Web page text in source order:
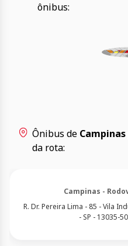
ônibus:
Ônibus de Campinas
da rota:
Campinas -
R. Dr. Pereira Lima - 85 - Vila
- SP - 13035-